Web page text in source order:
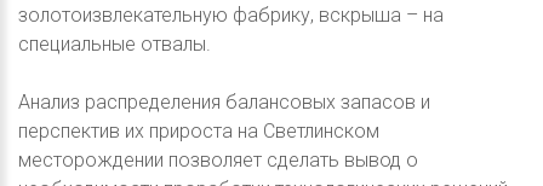
золотоизвлекательную фабрику, вскрыша – на
специальные отвалы.
Анализ распределения балансовых запасов и
перспектив их прироста на Светлинском
месторождении позволяет сделать вывод о